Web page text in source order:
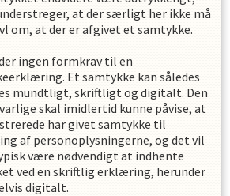
at der særligt her ikke må
om, at der er afgivet et samtykke.
ingen formkrav til en
Et samtykke kan således
mundtligt, skriftligt og digitalt. Den
skal imidlertid kunne påvise, at
har givet samtykke til
af personoplysningerne, og det vil
være nødvendigt at indhente
ved en skriftlig erklæring, herunder
digitalt.